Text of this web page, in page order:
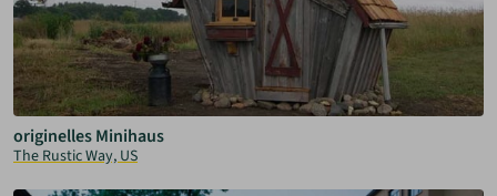
originelles Minihaus
The Rustic Way, US